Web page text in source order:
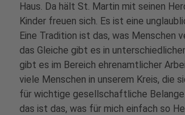
Haus. Da hält St. Martin mit seinen
Kinder freuen sich. Es ist eine
Eine Tradition ist das, was Menschen
das Gleiche gibt es in
gibt es im Bereich ehrenamtlicher
viele Menschen in unserem Kreis, die
für wichtige gesellschaftliche Belange
das ist das, was für mich einfach so